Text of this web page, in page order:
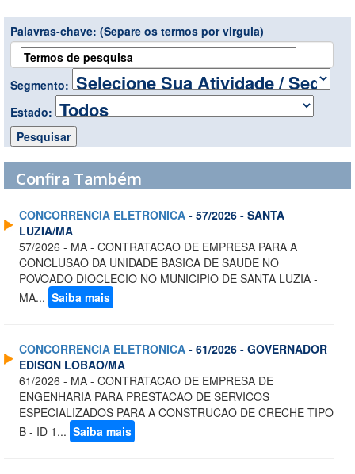
Palavras-chave: (Separe os termos por virgula)
Segmento:
Estado:
Confira Também
CONCORRENCIA ELETRONICA - 57/2026 - SANTA
LUZIA/MA
57/2026 - MA - CONTRATACAO DE EMPRESA PARA A
CONCLUSAO DA UNIDADE BASICA DE SAUDE NO
POVOADO DIOCLECIO NO MUNICIPIO DE SANTA LUZIA -
MA... Saiba mais
CONCORRENCIA ELETRONICA - 61/2026 - GOVERNADOR
EDISON LOBAO/MA
61/2026 - MA - CONTRATACAO DE EMPRESA DE
ENGENHARIA PARA PRESTACAO DE SERVICOS
ESPECIALIZADOS PARA A CONSTRUCAO DE CRECHE TIPO
B - ID 1... Saiba mais